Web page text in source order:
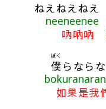
ねえねえね
neeneenee
吶吶吶
僕
ぼく
らなら
如果是我